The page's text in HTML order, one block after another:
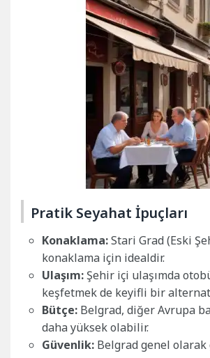
Pratik Seyahat İpuçları
Konaklama:Stari Grad (Eski
konaklama için idealdir.
Ulaşım:Şehir içi ulaşımda
keşfetmek de keyifli bir
Bütçe: Belgrad, diğer Avrupa
daha yüksek olabilir.
Güvenlik: Belgrad genel